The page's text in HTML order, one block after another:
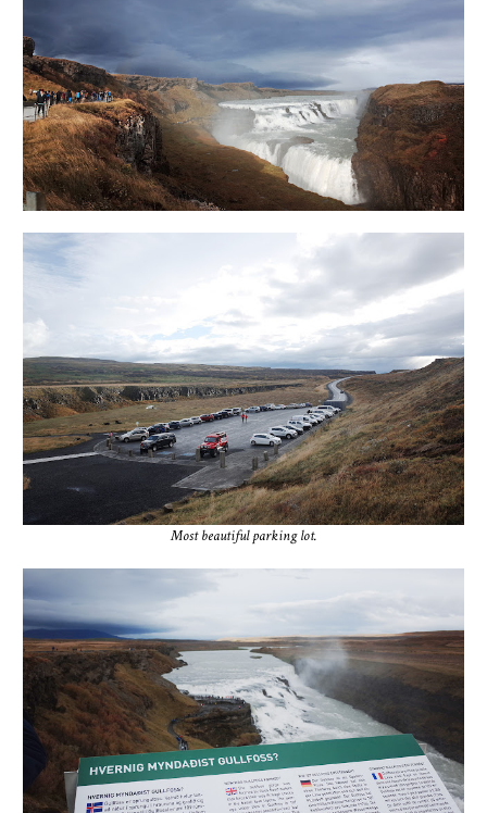
Most beautiful parking lot.